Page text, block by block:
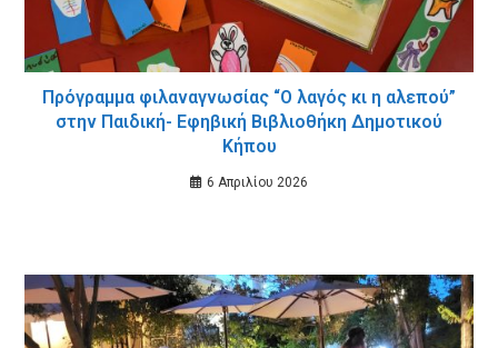
Πρόγραμμα φιλαναγνωσίας “Ο λαγός κι η αλεπού”
στην Παιδική- Εφηβική Βιβλιοθήκη Δημοτικού
Κήπου
6 Απριλίου 2026